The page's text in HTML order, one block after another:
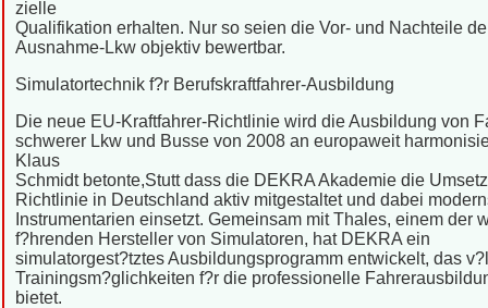
zielle
Qualifikation erhalten. Nur so seien die Vor- und Nachteile
Ausnahme-Lkw objektiv bewertbar.
Simulatortechnik f?r Berufskraftfahrer-Ausbildung
Die neue EU-Kraftfahrer-Richtlinie wird die Ausbildung von
schwerer Lkw und Busse von 2008 an europaweit
Klaus
Schmidt betonte,Stutt dass die DEKRA Akademie die
Richtlinie in Deutschland aktiv mitgestaltet und dabei
Instrumentarien einsetzt. Gemeinsam mit Thales, einem der
f?hrenden Hersteller von Simulatoren, hat DEKRA ein
simulatorgest?tztes Ausbildungsprogramm entwickelt, das
Trainingsm?glichkeiten f?r die professionelle
bietet.